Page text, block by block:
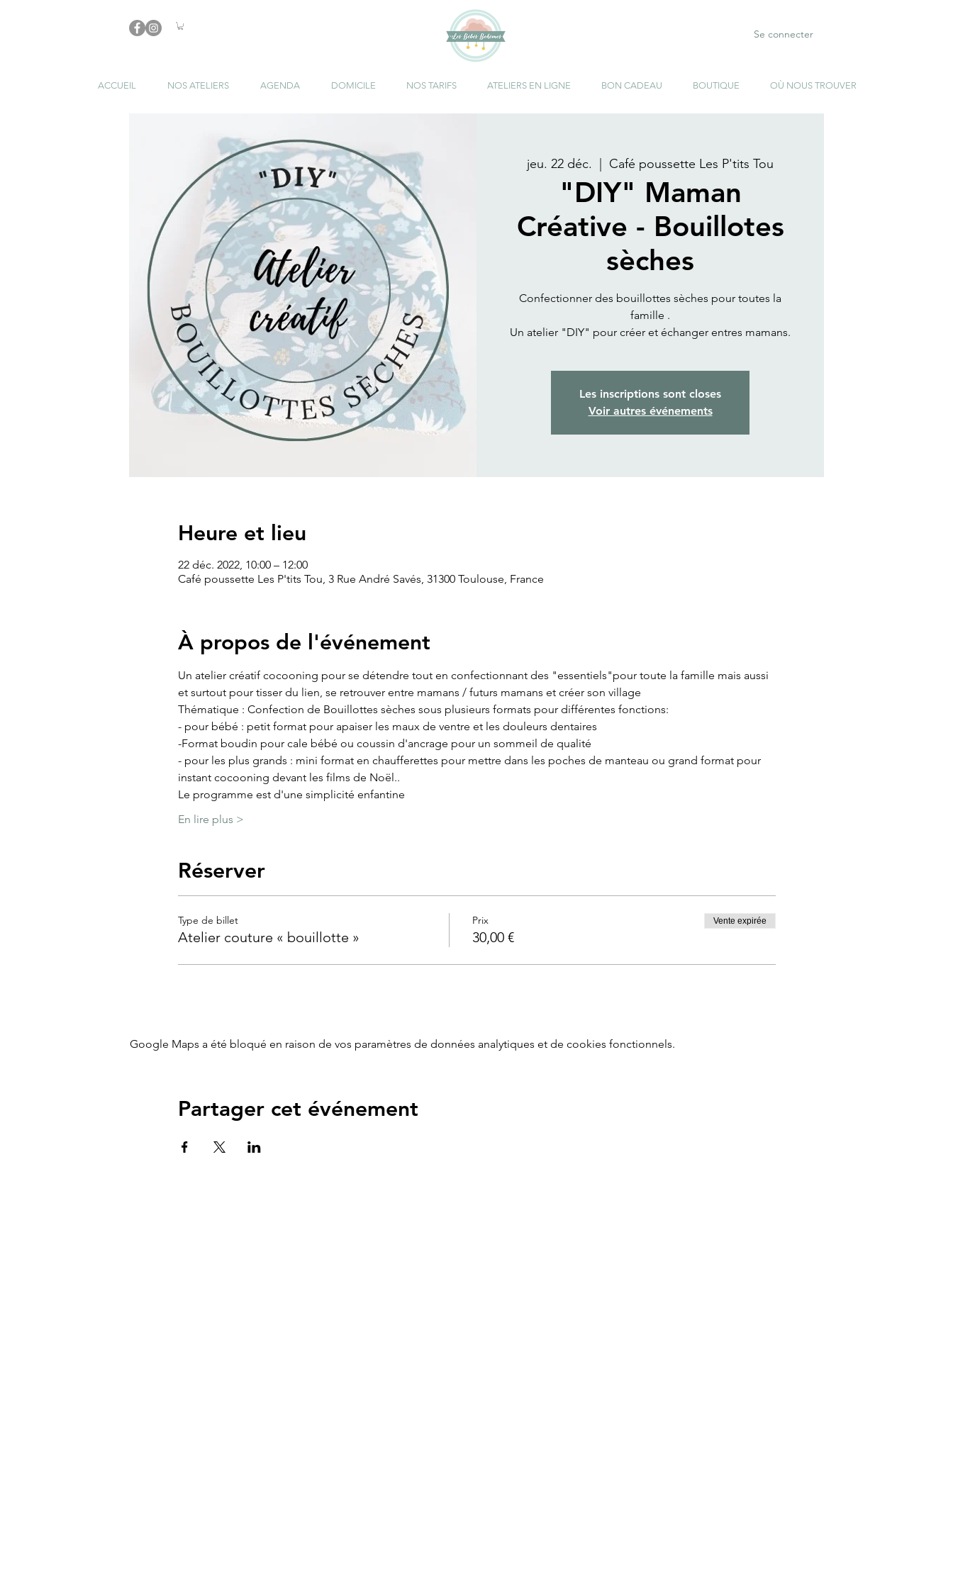
Se connecter
ACCUEIL NOS ATELIERS AGENDA DOMICILE NOS TARIFS ATELIERS EN LIGNE BON CADEAU BOUTIQUE OÙ NOUS TROUVER
jeu. 22 déc. Café poussette Les P'tits Tou
"DIY" Maman
Créative - Bouillotes
sèches
Confectionner des bouillottes sèches pour toutes la
famille .
Un atelier "DIY" pour créer et échanger entres mamans.
Les inscriptions sont closes
Voir autres événements
Heure et lieu
22 déc. 2022, 10:00 – 12:00
Café poussette Les P'tits Tou, 3 Rue André Savés, 31300 Toulouse, France
À propos de l'événement
Un atelier créatif cocooning pour se détendre tout en confectionnant des "essentiels"pour toute la famille mais aussi
et surtout pour tisser du lien, se retrouver entre mamans / futurs mamans et créer son village
Thématique : Confection de Bouillottes sèches sous plusieurs formats pour différentes fonctions:
- pour bébé : petit format pour apaiser les maux de ventre et les douleurs dentaires
-Format boudin pour cale bébé ou coussin d'ancrage pour un sommeil de qualité
- pour les plus grands : mini format en chaufferettes pour mettre dans les poches de manteau ou grand format pour
instant cocooning devant les films de Noël..
Le programme est d'une simplicité enfantine
En lire plus >
Réserver
Type de billet
Atelier couture « bouillotte »
Prix
30,00 €
Vente expirée
Google Maps a été bloqué en raison de vos paramètres de données analytiques et de cookies fonctionnels.
Partager cet événement